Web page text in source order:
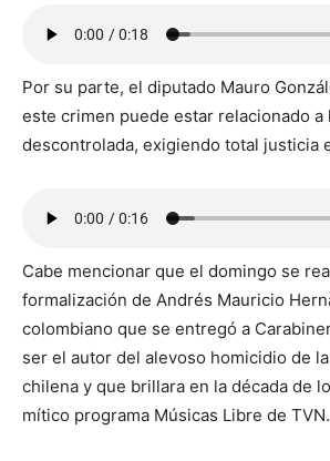
Por su parte, el diputado Mauro
este crimen puede estar relacionado a
descontrolada, exigiendo total justicia
Cabe mencionar que el domingo se
formalización de Andrés Mauricio
colombiano que se entregó a
ser el autor del alevoso homicidio de
chilena y que brillara en la década de
mítico programa Músicas Libre de TVN.